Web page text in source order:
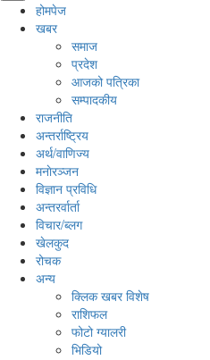
होमपेज
खबर
समाज
प्रदेश
आजको पत्रिका
सम्पादकीय
राजनीति
अन्तर्राष्ट्रिय
अर्थ/वाणिज्य
मनाेरञ्जन
विज्ञान प्रविधि
अन्तरर्वार्ता
विचार/ब्लग
खेलकुद
रोचक
अन्य
क्लिक खबर विशेष
राशिफल
फोटो ग्यालरी
भिडियो